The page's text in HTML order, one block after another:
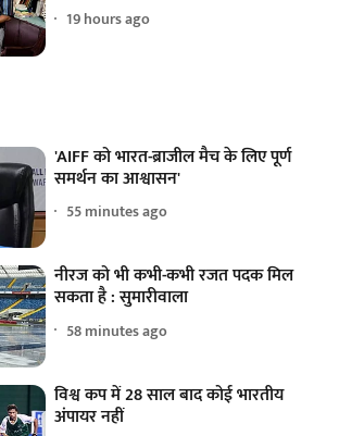
19 hours ago
'AIFF को भारत-ब्राजील मैच के लिए पूर्ण
समर्थन का आश्वासन'
55 minutes ago
नीरज को भी कभी-कभी रजत पदक मिल
सकता है : सुमारीवाला
58 minutes ago
विश्व कप में 28 साल बाद कोई भारतीय
अंपायर नहीं